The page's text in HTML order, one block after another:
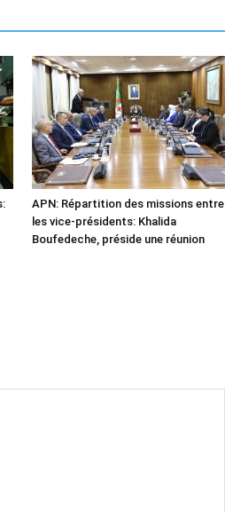
APN: Répartition des missions entre
les vice-présidents: Khalida
Boufedeche, préside une réunion